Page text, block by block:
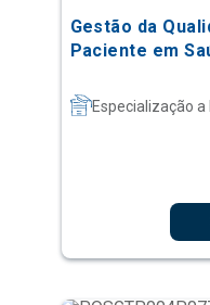
Gestão da
Paciente em
Especialização a